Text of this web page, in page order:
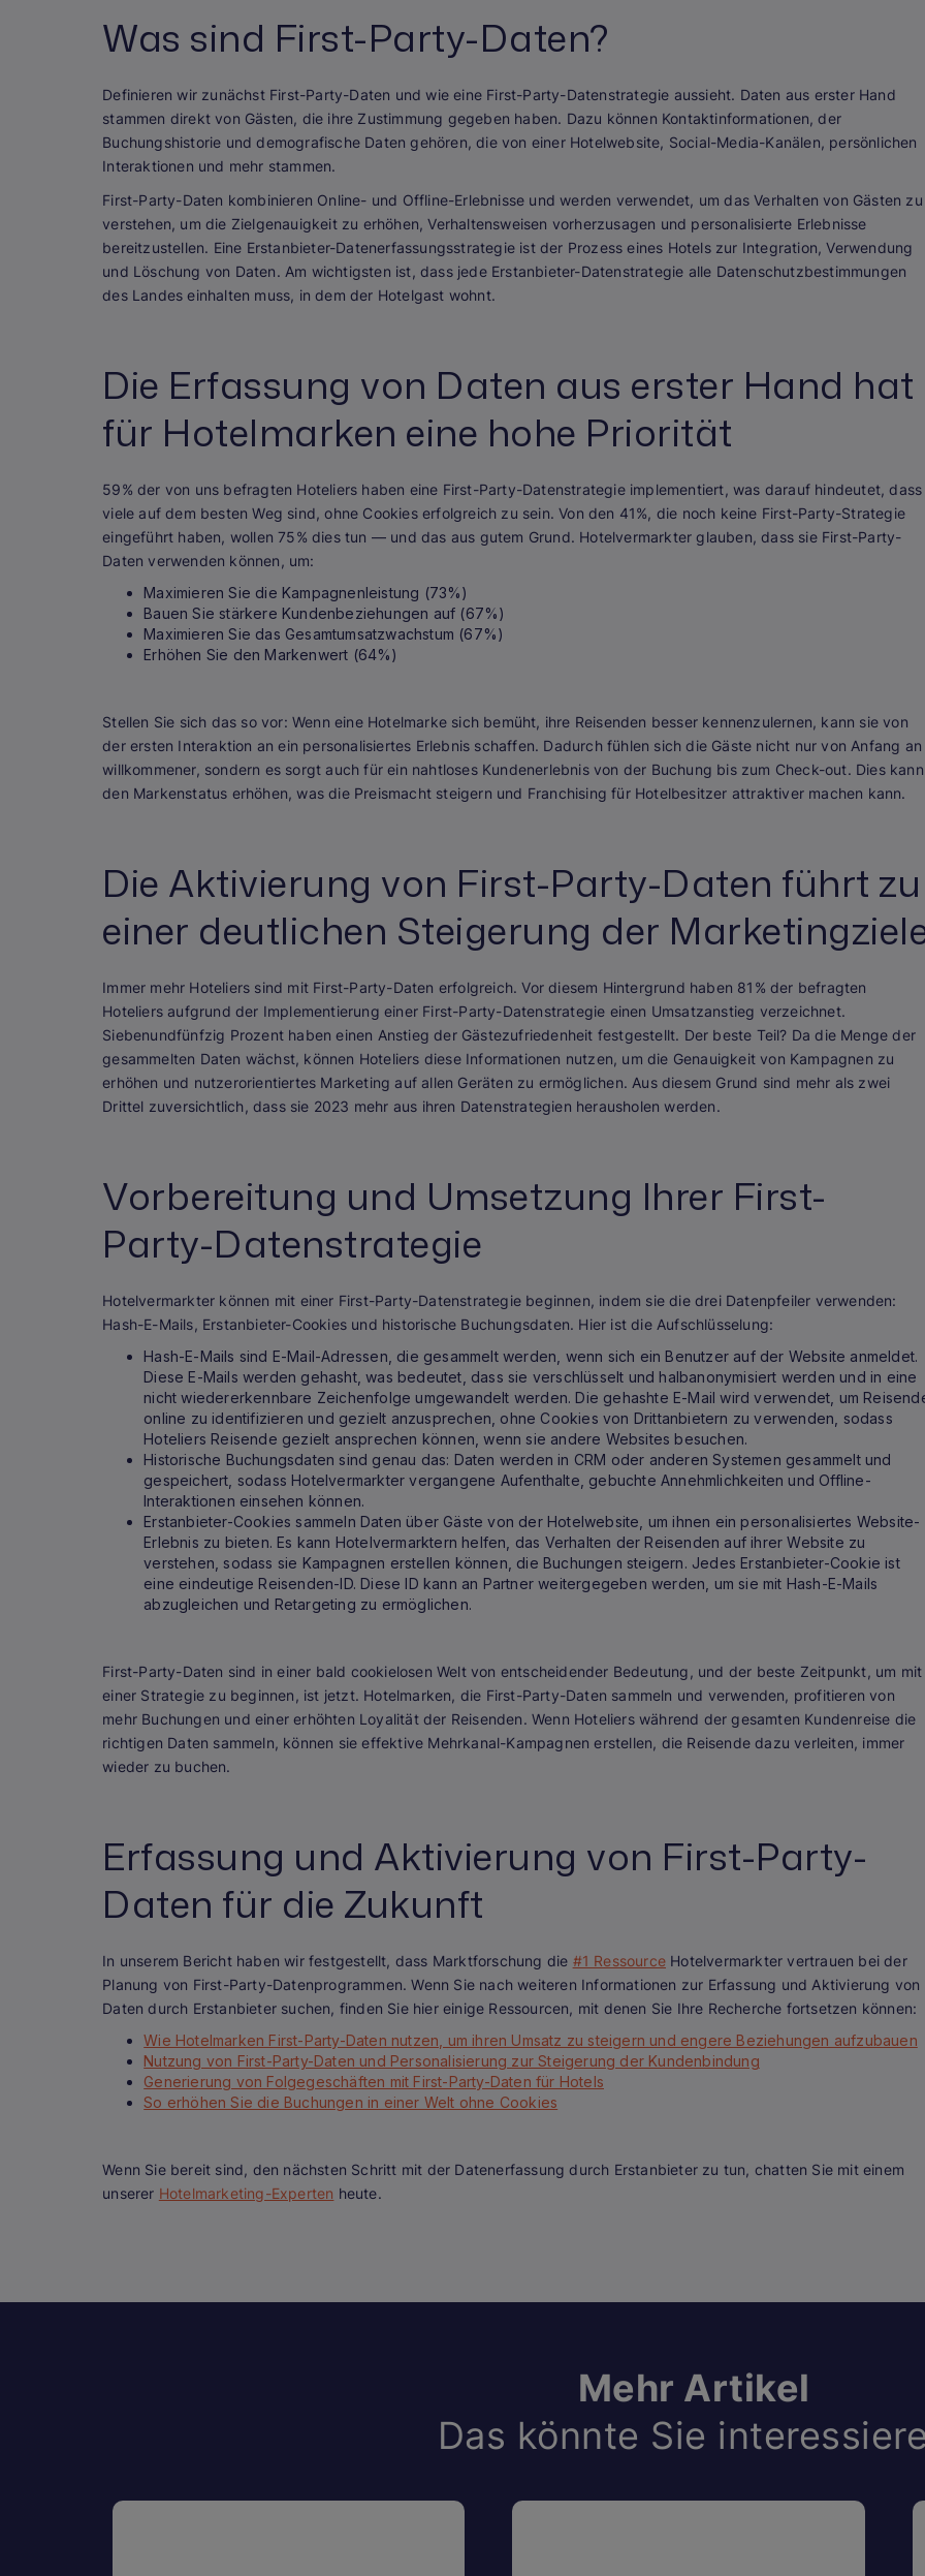
Was sind First-Party-Daten?
Definieren wir zunächst First-Party-Daten und wie eine First-Party-Datenstrategie aussieht. Daten aus erster Hand
stammen direkt von Gästen, die ihre Zustimmung gegeben haben. Dazu können Kontaktinformationen, der
Buchungshistorie und demografische Daten gehören, die von einer Hotelwebsite, Social-Media-Kanälen, persönlichen
Interaktionen und mehr stammen.
First-Party-Daten kombinieren Online- und Offline-Erlebnisse und werden verwendet, um das Verhalten von Gästen zu
verstehen, um die Zielgenauigkeit zu erhöhen, Verhaltensweisen vorherzusagen und personalisierte Erlebnisse
bereitzustellen. Eine Erstanbieter-Datenerfassungsstrategie ist der Prozess eines Hotels zur Integration, Verwendung
und Löschung von Daten. Am wichtigsten ist, dass jede Erstanbieter-Datenstrategie alle Datenschutzbestimmungen
des Landes einhalten muss, in dem der Hotelgast wohnt.
Die Erfassung von Daten aus erster Hand hat
für Hotelmarken eine hohe Priorität
59% der von uns befragten Hoteliers haben eine First-Party-Datenstrategie implementiert, was darauf hindeutet, dass
viele auf dem besten Weg sind, ohne Cookies erfolgreich zu sein. Von den 41%, die noch keine First-Party-Strategie
eingeführt haben, wollen 75% dies tun — und das aus gutem Grund. Hotelvermarkter glauben, dass sie First-Party-
Daten verwenden können, um:
Maximieren Sie die Kampagnenleistung (73%)
Bauen Sie stärkere Kundenbeziehungen auf (67%)
Maximieren Sie das Gesamtumsatzwachstum (67%)
Erhöhen Sie den Markenwert (64%)
Stellen Sie sich das so vor: Wenn eine Hotelmarke sich bemüht, ihre Reisenden besser kennenzulernen, kann sie von
der ersten Interaktion an ein personalisiertes Erlebnis schaffen. Dadurch fühlen sich die Gäste nicht nur von Anfang an
willkommener, sondern es sorgt auch für ein nahtloses Kundenerlebnis von der Buchung bis zum Check-out. Dies kann
den Markenstatus erhöhen, was die Preismacht steigern und Franchising für Hotelbesitzer attraktiver machen kann.
Die Aktivierung von First-Party-Daten führt zu
einer deutlichen Steigerung der
Immer mehr Hoteliers sind mit First-Party-Daten erfolgreich. Vor diesem Hintergrund haben 81% der befragten
Hoteliers aufgrund der Implementierung einer First-Party-Datenstrategie einen Umsatzanstieg verzeichnet.
Siebenundfünfzig Prozent haben einen Anstieg der Gästezufriedenheit festgestellt. Der beste Teil? Da die Menge der
gesammelten Daten wächst, können Hoteliers diese Informationen nutzen, um die Genauigkeit von Kampagnen zu
erhöhen und nutzerorientiertes Marketing auf allen Geräten zu ermöglichen. Aus diesem Grund sind mehr als zwei
Drittel zuversichtlich, dass sie 2023 mehr aus ihren Datenstrategien herausholen werden.
Vorbereitung und Umsetzung Ihrer First-
Party-Datenstrategie
Hotelvermarkter können mit einer First-Party-Datenstrategie beginnen, indem sie die drei Datenpfeiler verwenden:
Hash-E-Mails, Erstanbieter-Cookies und historische Buchungsdaten. Hier ist die Aufschlüsselung:
Hash-E-Mails sind E-Mail-Adressen, die gesammelt werden, wenn sich ein Benutzer auf der Website anmeldet.
Diese E-Mails werden gehasht, was bedeutet, dass sie verschlüsselt und halbanonymisiert werden und in eine
nicht wiedererkennbare Zeichenfolge umgewandelt werden. Die gehashte E-Mail wird verwendet, um
online zu identifizieren und gezielt anzusprechen, ohne Cookies von Drittanbietern zu verwenden, sodass
Hoteliers Reisende gezielt ansprechen können, wenn sie andere Websites besuchen.
Historische Buchungsdaten sind genau das: Daten werden in CRM oder anderen Systemen gesammelt und
gespeichert, sodass Hotelvermarkter vergangene Aufenthalte, gebuchte Annehmlichkeiten und Offline-
Interaktionen einsehen können.
Erstanbieter-Cookies sammeln Daten über Gäste von der Hotelwebsite, um ihnen ein personalisiertes Website-
Erlebnis zu bieten. Es kann Hotelvermarktern helfen, das Verhalten der Reisenden auf ihrer Website zu
verstehen, sodass sie Kampagnen erstellen können, die Buchungen steigern. Jedes Erstanbieter-Cookie ist
eine eindeutige Reisenden-ID. Diese ID kann an Partner weitergegeben werden, um sie mit Hash-E-Mails
abzugleichen und Retargeting zu ermöglichen.
First-Party-Daten sind in einer bald cookielosen Welt von entscheidender Bedeutung, und der beste Zeitpunkt, um mit
einer Strategie zu beginnen, ist jetzt. Hotelmarken, die First-Party-Daten sammeln und verwenden, profitieren von
mehr Buchungen und einer erhöhten Loyalität der Reisenden. Wenn Hoteliers während der gesamten Kundenreise die
richtigen Daten sammeln, können sie effektive Mehrkanal-Kampagnen erstellen, die Reisende dazu verleiten, immer
wieder zu buchen.
Erfassung und Aktivierung von First-Party-
Daten für die Zukunft
In unserem Bericht haben wir festgestellt, dass Marktforschung die #1 Ressource Hotelvermarkter vertrauen bei der
Planung von First-Party-Datenprogrammen. Wenn Sie nach weiteren Informationen zur Erfassung und Aktivierung von
Daten durch Erstanbieter suchen, finden Sie hier einige Ressourcen, mit denen Sie Ihre Recherche fortsetzen können:
Wie Hotelmarken First-Party-Daten nutzen, um ihren Umsatz zu steigern und engere Beziehungen aufzubauen
Nutzung von First-Party-Daten und Personalisierung zur Steigerung der Kundenbindung
Generierung von Folgegeschäften mit First-Party-Daten für Hotels
So erhöhen Sie die Buchungen in einer Welt ohne Cookies
Wenn Sie bereit sind, den nächsten Schritt mit der Datenerfassung durch Erstanbieter zu tun, chatten Sie mit einem
unserer Hotelmarketing-Experten heute.
Mehr Artikel
Das könnte Sie